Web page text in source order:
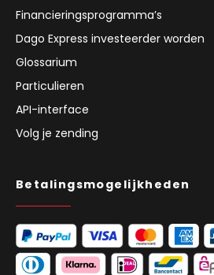
Financieringsprogramma’s
Dago Express investeerder worden
Glossarium
Particulieren
API-interface
Volg je zending
Betalingsmogelijkheden